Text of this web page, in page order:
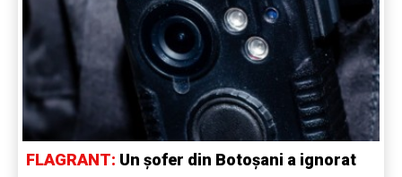
FLAGRANT: Un șofer din Botoșani a ignorat